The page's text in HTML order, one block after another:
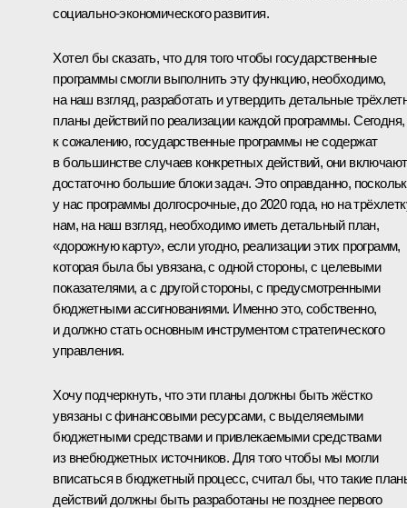
социально-экономического развития.
Хотел бы сказать, что для того чтобы государственные
программы смогли выполнить эту функцию, необходимо,
на наш взгляд, разработать и утвердить детальные
планы действий по реализации каждой программы. Сегодня,
к сожалению, государственные программы не содержат
в большинстве случаев конкретных действий, они включают
достаточно большие блоки задач. Это оправданно,
у нас программы долгосрочные, до 2020 года, но на
нам, на наш взгляд, необходимо иметь детальный план,
«дорожную карту», если угодно, реализации этих программ,
которая была бы увязана, с одной стороны, с целевыми
показателями, а с другой стороны, с предусмотренными
бюджетными ассигнованиями. Именно это, собственно,
и должно стать основным инструментом стратегического
управления.
Хочу подчеркнуть, что эти планы должны быть жёстко
увязаны с финансовыми ресурсами, с выделяемыми
бюджетными средствами и привлекаемыми средствами
из внебюджетных источников. Для того чтобы мы могли
вписаться в бюджетный процесс, считал бы, что такие
действий должны быть разработаны не позднее первого